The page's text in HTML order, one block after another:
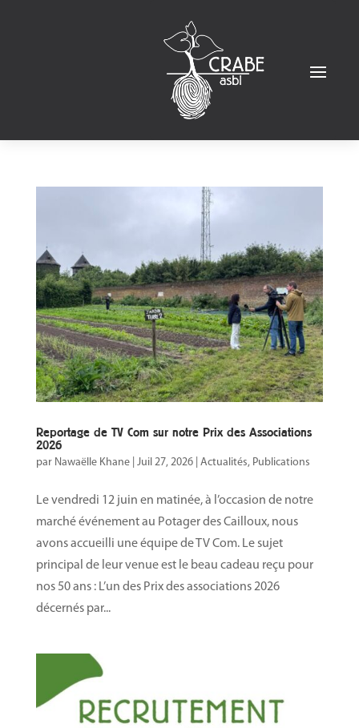
Reportage de TV Com sur notre Prix des Associations
2026
par Nawaëlle Khane| Juil 27, 2026| Actualités, Publications
Le vendredi 12 juin en matinée, à l’occasion de notre
marché événement au Potager des Cailloux, nous
avons accueilli une équipe de TV Com. Le sujet
principal de leur venue est le beau cadeau reçu pour
nos 50 ans : L’un des Prix des associations 2026
décernés par...